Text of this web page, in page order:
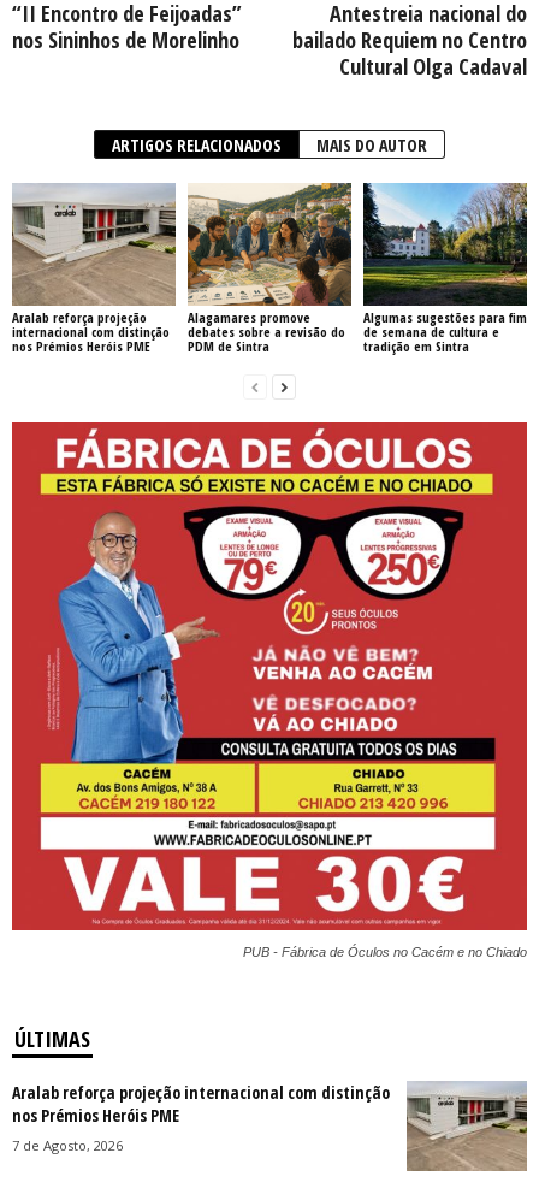
“II Encontro de Feijoadas”
nos Sininhos de Morelinho
Antestreia nacional do
bailado Requiem no Centro
Cultural Olga Cadaval
ARTIGOS RELACIONADOS MAIS DO AUTOR
Aralab reforça projeção
internacional com distinção
nos Prémios Heróis PME
Alagamares promove
debates sobre a revisão do
PDM de Sintra
Algumas sugestões para fim
de semana de cultura e
tradição em Sintra
PUB - Fábrica de Óculos no Cacém e no Chiado
ÚLTIMAS
Aralab reforça projeção internacional com distinção
nos Prémios Heróis PME
7 de Agosto, 2026